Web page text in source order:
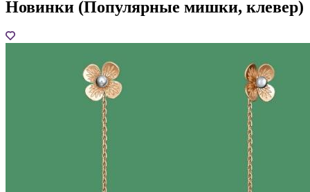
Новинки (Популярные мишки, клевер)